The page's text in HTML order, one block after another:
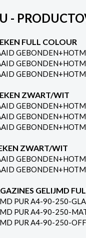
-
FULL COLOUR
ZWART/WIT
ZWART/WIT
GELIJMD
PUR A4-90-250-
PUR A4-90-250-
PUR A4-90-250-